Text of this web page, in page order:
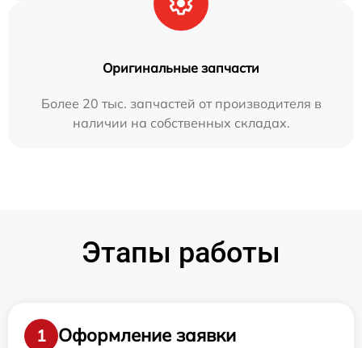
Оригинальные запчасти
Более 20 тыс. запчастей от производителя в
наличии на собственных складах.
Этапы работы
1
Оформление заявки